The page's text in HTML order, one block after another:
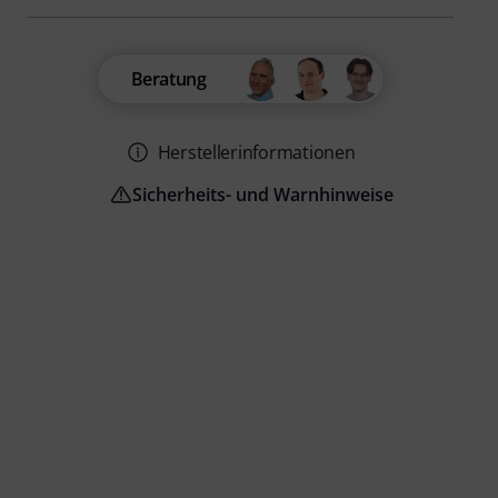
Beratung
Herstellerinformationen
Sicherheits- und Warnhinweise